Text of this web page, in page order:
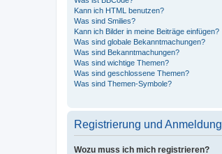
Kann ich HTML benutzen?
Was sind Smilies?
Kann ich Bilder in meine Beiträge einfügen?
Was sind globale Bekanntmachungen?
Was sind Bekanntmachungen?
Was sind wichtige Themen?
Was sind geschlossene Themen?
Was sind Themen-Symbole?
Registrierung und Anmeldung
Wozu muss ich mich registrieren?